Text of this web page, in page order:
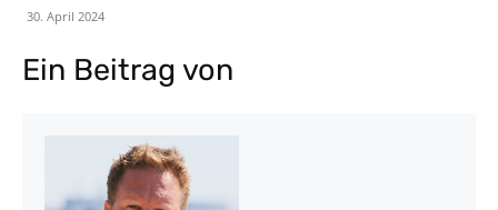
30. April 2024
Ein Beitrag von